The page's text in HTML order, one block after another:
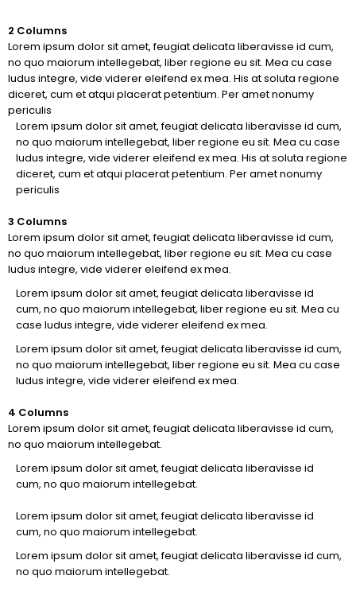
2 Columns
Lorem ipsum dolor sit amet, feugiat delicata liberavisse id cum,
no quo maiorum intellegebat, liber regione eu sit. Mea cu case
ludus integre, vide viderer eleifend ex mea. His at soluta regione
diceret, cum et atqui placerat petentium. Per amet nonumy
periculis
Lorem ipsum dolor sit amet, feugiat delicata liberavisse id cum,
no quo maiorum intellegebat, liber regione eu sit. Mea cu case
ludus integre, vide viderer eleifend ex mea. His at soluta regione
diceret, cum et atqui placerat petentium. Per amet nonumy
periculis
3 Columns
Lorem ipsum dolor sit amet, feugiat delicata liberavisse id cum,
no quo maiorum intellegebat, liber regione eu sit. Mea cu case
ludus integre, vide viderer eleifend ex mea.
Lorem ipsum dolor sit amet, feugiat delicata liberavisse id
cum, no quo maiorum intellegebat, liber regione eu sit. Mea cu
case ludus integre, vide viderer eleifend ex mea.
Lorem ipsum dolor sit amet, feugiat delicata liberavisse id cum,
no quo maiorum intellegebat, liber regione eu sit. Mea cu case
ludus integre, vide viderer eleifend ex mea.
4 Columns
Lorem ipsum dolor sit amet, feugiat delicata liberavisse id cum,
no quo maiorum intellegebat.
Lorem ipsum dolor sit amet, feugiat delicata liberavisse id
cum, no quo maiorum intellegebat.
Lorem ipsum dolor sit amet, feugiat delicata liberavisse id
cum, no quo maiorum intellegebat.
Lorem ipsum dolor sit amet, feugiat delicata liberavisse id cum,
no quo maiorum intellegebat.